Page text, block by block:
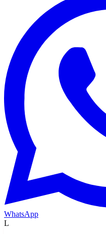
WhatsApp
L